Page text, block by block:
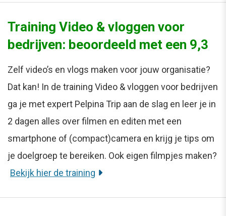
Training Video & vloggen voor
bedrijven: beoordeeld met een 9,3
Zelf video’s en vlogs maken voor jouw organisatie?
Dat kan! In de training Video & vloggen voor bedrijven
ga je met expert Pelpina Trip aan de slag en leer je in
2 dagen alles over filmen en editen met een
smartphone of (compact)camera en krijg je tips om
je doelgroep te bereiken. Ook eigen filmpjes maken?
Bekijk hier de training